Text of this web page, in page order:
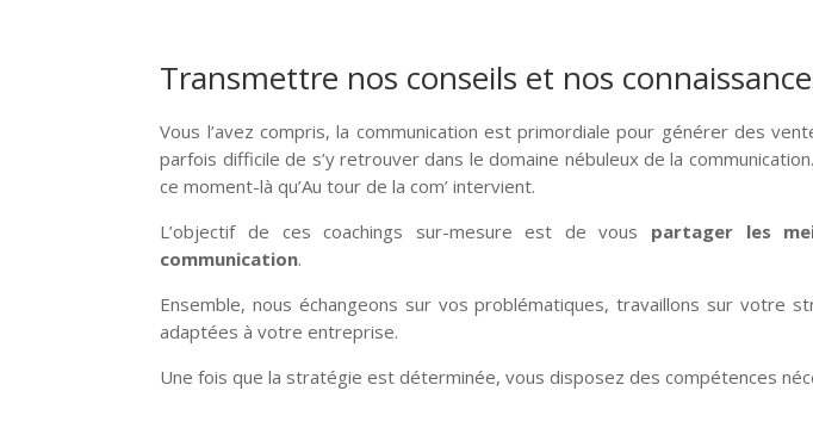
Transmettre nos conseils et nos
Vous l’avez compris, la communication est primordiale pour générer des
parfois difficile de s’y retrouver dans le domaine nébuleux de la
ce moment-là qu’Au tour de la com’ intervient.
L’objectif de ces coachings sur-mesure est de vous partager les
communication.
Ensemble, nous échangeons sur vos problématiques, travaillons sur
adaptées à votre entreprise.
Une fois que la stratégie est déterminée, vous disposez des compétences